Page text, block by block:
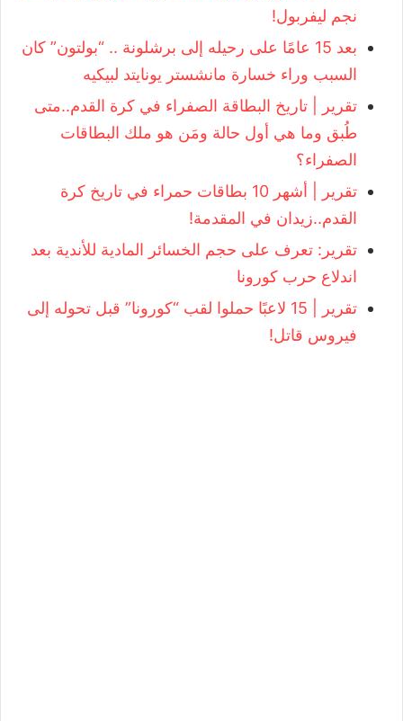
نجم ليفربول!
بعد 15 عامًا على رحيله إلى برشلونة .. “بولتون” كان
السبب وراء خسارة مانشستر يونايتد لبيكيه
تقرير | تاريخ البطاقة الصفراء في كرة القدم..متى
طُبق وما هي أول حالة ومَن هو ملك البطاقات
الصفراء؟‎
تقرير | أشهر 10 بطاقات حمراء في تاريخ كرة
القدم..زيدان في المقدمة!
تقرير: تعرف على حجم الخسائر المادية للأندية بعد
اندلاع حرب كورونا
تقرير | 15 لاعبًا حملوا لقب “كورونا” قبل تحوله إلى
فيروس قاتل!